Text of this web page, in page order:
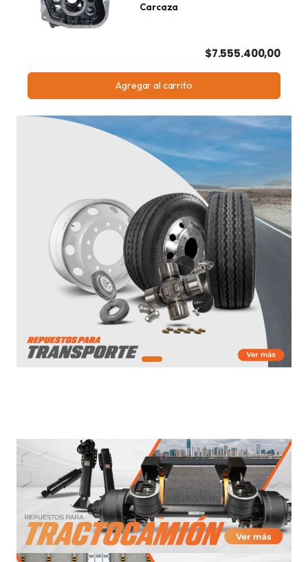
Carcaza
$7.555.400,00
Agregar al carrito